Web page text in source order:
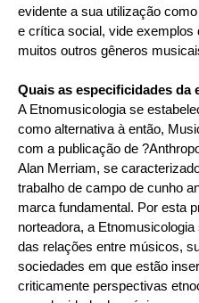
evidente a sua utilização
e crítica social, vide exemplos
muitos outros gêneros
Quais as especificidades da
A Etnomusicologia se
como alternativa à então,
com a publicação de
Alan Merriam, se
trabalho de campo de cunho
marca fundamental. Por esta
norteadora, a
das relações entre músicos,
sociedades em que estão
criticamente perspectivas